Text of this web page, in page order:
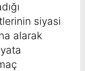
siyasi
alarak